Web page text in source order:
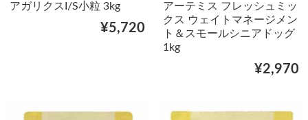
アガリクスI/S小粒 3kg
¥5,720
アーテミス フレッシュミッ
クス ウェイトマネージメン
ト＆スモールシニアドッグ
1kg
¥2,970